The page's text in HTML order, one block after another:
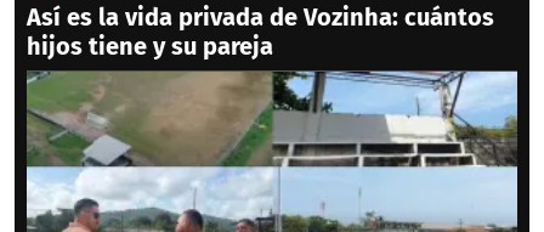
Así es la vida privada de Vozinha: cuántos
hijos tiene y su pareja